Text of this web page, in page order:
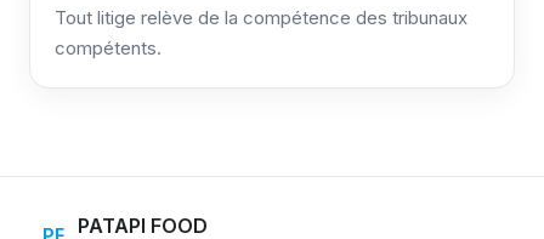
Tout litige relève de la compétence des tribunaux
compétents.
PF PATAPI FOOD